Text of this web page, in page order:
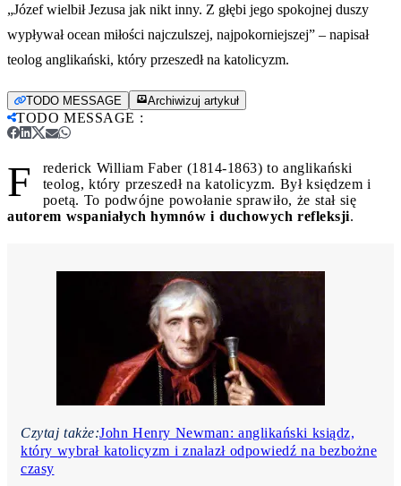
„Józef wielbił Jezusa jak nikt inny. Z głębi jego spokojnej duszy
wypływał ocean miłości najczulszej, najpokorniejszej” – napisał
teolog anglikański, który przeszedł na katolicyzm.
TODO MESSAGE Archiwizuj artykuł
TODO MESSAGE :
F
rederick William Faber (1814-1863) to anglikański
teolog, który przeszedł na katolicyzm. Był księdzem i
poetą. To podwójne powołanie sprawiło, że stał się
autorem wspaniałych hymnów i duchowych refleksji.
Czytaj także:John Henry Newman: anglikański ksiądz,
który wybrał katolicyzm i znalazł odpowiedź na bezbożne
czasy